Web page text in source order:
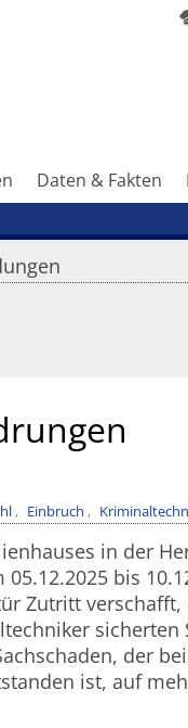
Daten & Fakten
Einbruch
in der
bis
Zutritt
sicherten
der
ist, auf